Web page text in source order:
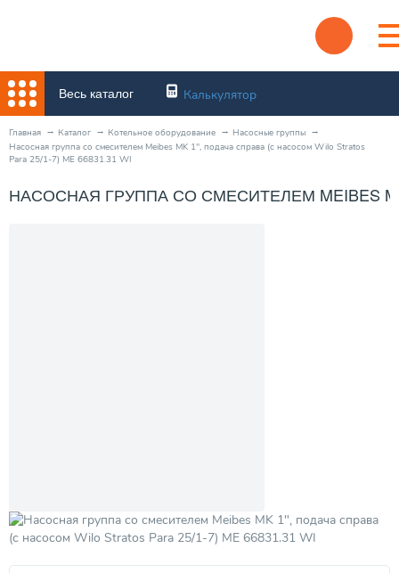
Весь каталог Калькулятор
Главная Каталог Котельное оборудование
Насосные группы
Насосная группа со смесителем Meibes MK 1", подача справа (с насосом Wilo Stratos
Para 25/1-7) ME 66831.31 WI
НАСОСНАЯ ГРУППА СО СМЕСИТЕЛЕМ MEIBES